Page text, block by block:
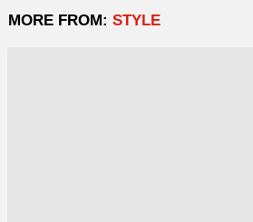
MORE FROM: STYLE